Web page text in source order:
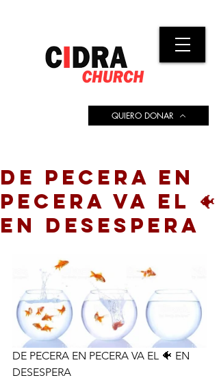
QUIERO DONAR
DE PECERA EN
PECERA VA EL 🐠
EN DESESPERA
DE PECERA EN PECERA VA EL 🐠 EN
DESESPERA